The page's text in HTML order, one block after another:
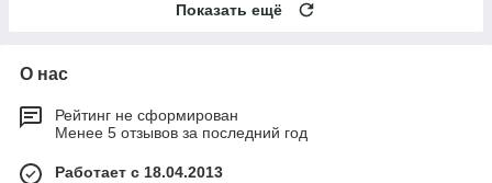
Показать ещё
О нас
Рейтинг не сформирован
Менее 5 отзывов за последний год
Работает с 18.04.2013